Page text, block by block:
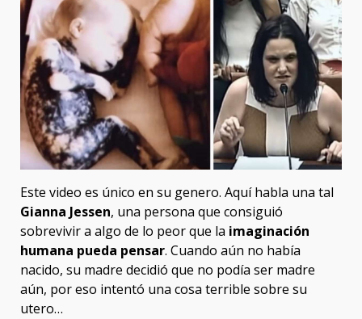
Este video es único en su genero. Aquí habla una tal
Gianna Jessen, una persona que consiguió
sobrevivir a algo de lo peor que la imaginación
humana pueda pensar. Cuando aún no había
nacido, su madre decidió que no podía ser madre
aún, por eso intentó una cosa terrible sobre su
utero…